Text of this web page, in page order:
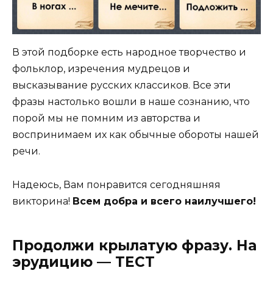
В этой подборке есть народное творчество и
фольклор, изречения мудрецов и
высказывание русских классиков. Все эти
фразы настолько вошли в наше сознанию, что
порой мы не помним из авторства и
воспринимаем их как обычные обороты нашей
речи.
Надеюсь, Вам понравится сегодняшняя
викторина! Всем добра и всего наилучшего!
Продолжи крылатую фразу. На
эрудицию — ТЕСТ